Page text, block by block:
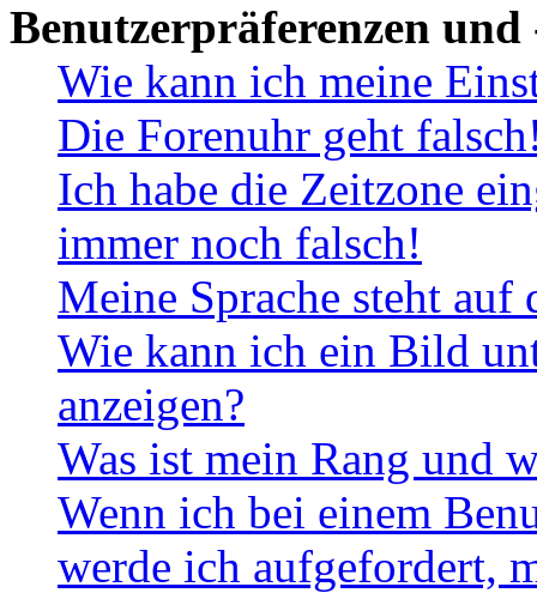
Benutzerpräferenzen und
Wie kann ich meine
Die Forenuhr geht
Ich habe die Zeitzone
immer noch falsch!
Meine Sprache steht
Wie kann ich ein Bild
anzeigen?
Was ist mein Rang und
Wenn ich bei einem
werde ich aufgefordert,